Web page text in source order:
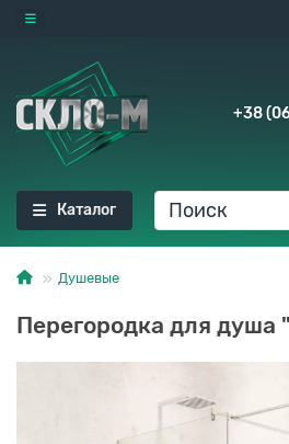
+38
Каталог
Душевые
Перегородка для душа